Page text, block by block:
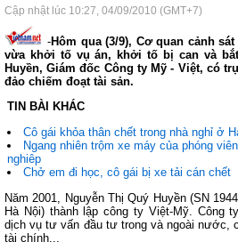
Cập nhật lúc 10:27, 04/09/2010 (GMT+7)
-Hôm qua (3/9), Cơ quan cảnh
vừa khởi tố vụ án, khởi tố bị can và
Huyền, Giám đốc Công ty Mỹ - Việt, có
đảo chiếm đoạt tài sản.
TIN BÀI KHÁC
Cô gái khỏa thân chết trong nhà nghỉ ở
Ngang nhiên trộm xe máy của phóng
nghiêp
Chở em đi học, cô gái bị xe tải cán chết
Năm 2001, Nguyễn Thị Quý Huyền (SN
Hà Nội) thành lập công ty Việt-Mỹ. Công
dịch vụ tư vấn đầu tư trong và ngoài nước,
tài chính...